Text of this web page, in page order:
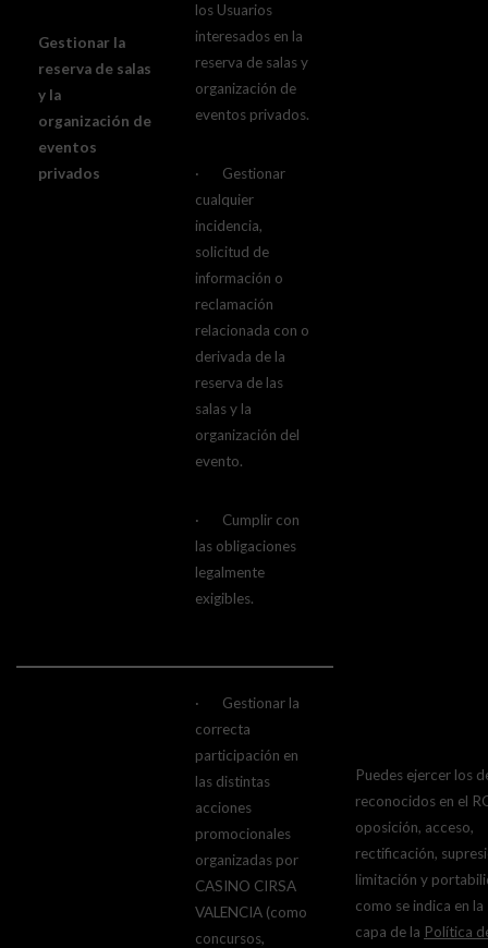
Puedes ejercer los
reconocidos en el
oposición, acceso,
rectificación,
limitación y
como se indica en la
capa de la Política
Gestionar la
reserva de salas
y la
organización de
eventos
privados
los Usuarios
interesados en la
reserva de salas y
organización de
eventos privados.
· Gestionar
cualquier
incidencia,
solicitud de
información o
reclamación
relacionada con o
derivada de la
reserva de las
salas y la
organización del
evento.
· Cumplir con
las obligaciones
legalmente
exigibles.
· Gestionar la
correcta
participación en
las distintas
acciones
promocionales
organizadas por
CASINO CIRSA
VALENCIA (como
concursos,